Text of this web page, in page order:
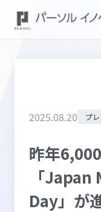
2025.08.20 プ
昨年
「
Day」が